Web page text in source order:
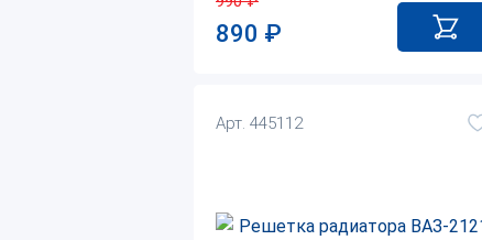
890 ₽
Арт. 445112